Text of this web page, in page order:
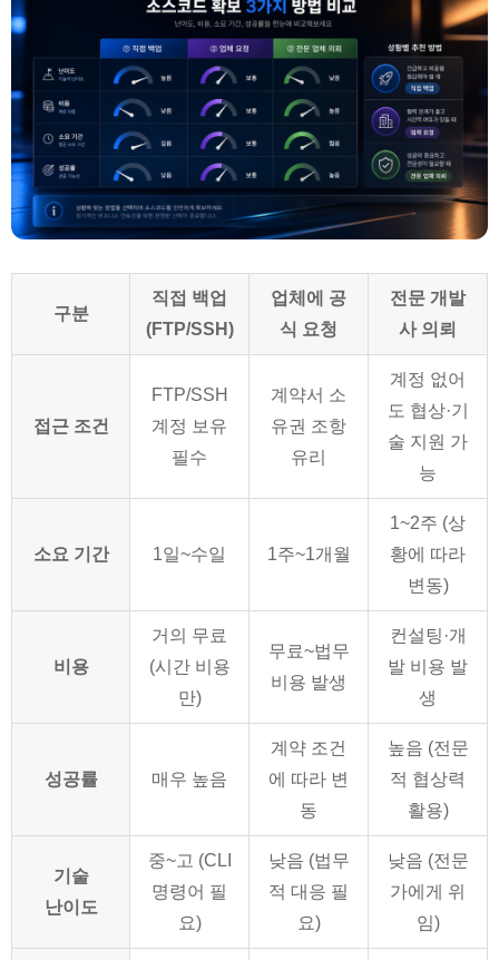
구분
직접 백업
(FTP/SSH)
업체에 공
식 요청
전문 개발
사 의뢰
접근 조건
FTP/SSH
계정 보유
필수
계약서 소
유권 조항
유리
계정 없어
도 협상·기
술 지원 가
능
소요 기간 1일~수일 1주~1개월
1~2주 (상
황에 따라
변동)
비용
거의 무료
(시간 비용
만)
무료~법무
비용 발생
컨설팅·개
발 비용 발
생
성공률 매우 높음
계약 조건
에 따라 변
동
높음 (전문
적 협상력
활용)
기술
난이도
중~고 (CLI
명령어 필
요)
낮음 (법무
적 대응 필
요)
낮음 (전문
가에게 위
임)